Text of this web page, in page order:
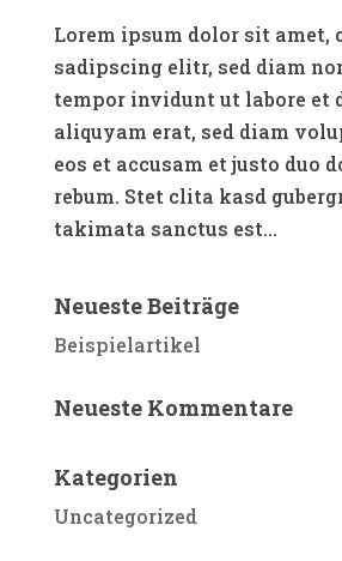
Lorem ipsum dolor sit amet,
sadipscing elitr, sed diam
tempor invidunt ut labore et
aliquyam erat, sed diam
eos et accusam et justo duo
rebum. Stet clita kasd
takimata sanctus est...
Neueste Beiträge
Beispielartikel
Neueste Kommentare
Kategorien
Uncategorized